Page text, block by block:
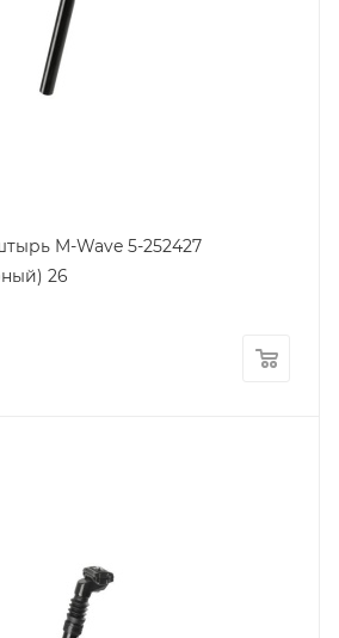
M-Wave 5-252427
26